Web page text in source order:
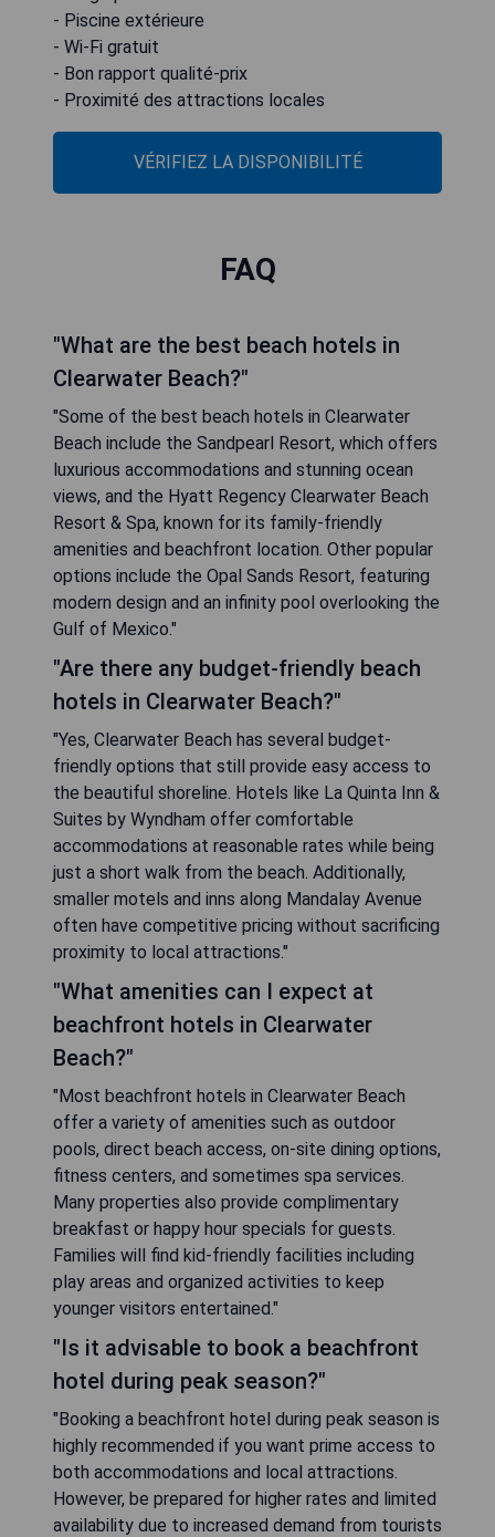
- Piscine extérieure
- Wi-Fi gratuit
- Bon rapport qualité-prix
- Proximité des attractions locales
VÉRIFIEZ LA DISPONIBILITÉ
FAQ
"What are the best beach hotels in
Clearwater Beach?"
"Some of the best beach hotels in Clearwater
Beach include the Sandpearl Resort, which offers
luxurious accommodations and stunning ocean
views, and the Hyatt Regency Clearwater Beach
Resort & Spa, known for its family-friendly
amenities and beachfront location. Other popular
options include the Opal Sands Resort, featuring
modern design and an infinity pool overlooking the
Gulf of Mexico."
"Are there any budget-friendly beach
hotels in Clearwater Beach?"
"Yes, Clearwater Beach has several budget-
friendly options that still provide easy access to
the beautiful shoreline. Hotels like La Quinta Inn &
Suites by Wyndham offer comfortable
accommodations at reasonable rates while being
just a short walk from the beach. Additionally,
smaller motels and inns along Mandalay Avenue
often have competitive pricing without sacrificing
proximity to local attractions."
"What amenities can I expect at
beachfront hotels in Clearwater
Beach?"
"Most beachfront hotels in Clearwater Beach
offer a variety of amenities such as outdoor
pools, direct beach access, on-site dining options,
fitness centers, and sometimes spa services.
Many properties also provide complimentary
breakfast or happy hour specials for guests.
Families will find kid-friendly facilities including
play areas and organized activities to keep
younger visitors entertained."
"Is it advisable to book a beachfront
hotel during peak season?"
"Booking a beachfront hotel during peak season is
highly recommended if you want prime access to
both accommodations and local attractions.
However, be prepared for higher rates and limited
availability due to increased demand from tourists